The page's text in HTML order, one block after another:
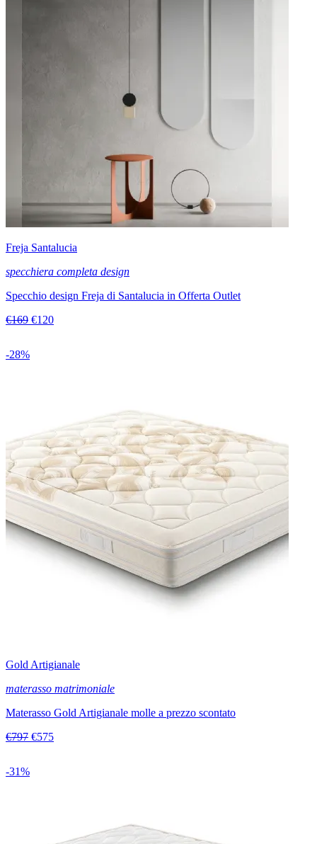
Freja Santalucia
specchiera completa design
Specchio design Freja di Santalucia in Offerta Outlet
€169 €120
-28%
Gold Artigianale
materasso matrimoniale
Materasso Gold Artigianale molle a prezzo scontato
€797 €575
-31%